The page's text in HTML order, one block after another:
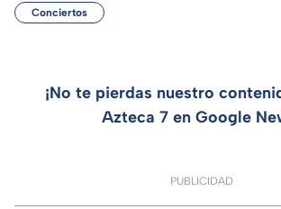
Conciertos
¡No te pierdas nuestro
Azteca 7 en Google
PUBLICIDAD